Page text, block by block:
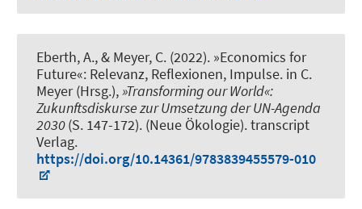
Eberth, A., & Meyer, C. (2022). »Economics for
Future«: Relevanz, Reflexionen, Impulse. in C.
Meyer (Hrsg.),»Transforming our World«:
Zukunftsdiskurse zur Umsetzung der UN-Agenda
2030(S. 147-172). (Neue Ökologie). transcript
Verlag.
https://doi.org/10.14361/9783839455579-010